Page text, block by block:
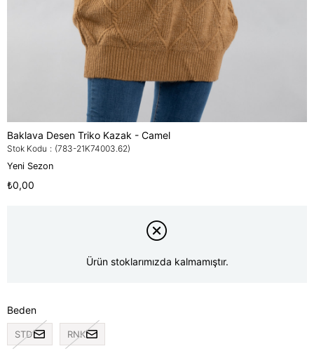
Baklava Desen Triko Kazak - Camel
Stok Kodu
(783-21K74003.62)
Yeni Sezon
₺0,00
Ürün stoklarımızda kalmamıştır.
Beden
STD RNK